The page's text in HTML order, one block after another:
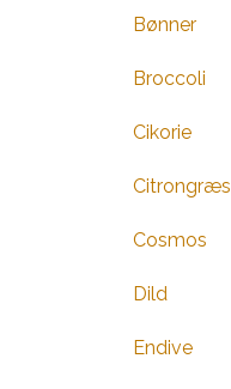
Bønner
Broccoli
Cikorie
Citrongræs
Cosmos
Dild
Endive